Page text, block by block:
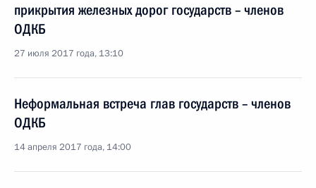
прикрытия железных дорог государств – членов
ОДКБ
27 июля 2017 года, 13:10
Неформальная встреча глав государств – членов
ОДКБ
14 апреля 2017 года, 14:00